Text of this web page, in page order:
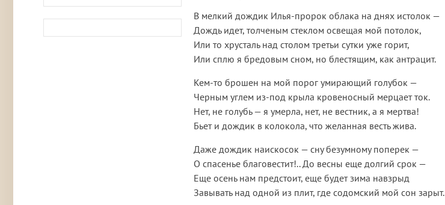
В мелкий дождик Илья-пророк облака на днях истолок —
Дождь идет, толченым стеклом освещая мой потолок,
Или то хрусталь над столом третьи сутки уже горит,
Или сплю я бредовым сном, но блестящим, как антрацит.
Кем-то брошен на мой порог умирающий голубок —
Черным углем из-под крыла кровеносный мерцает ток.
Нет, не голубь — я умерла, нет, не вестник, а я мертва!
Бьет и дождик в колокола, что желанная весть жива.
Даже дождик наискосок — сну безумному поперек —
О спасенье благовестит!.. До весны еще долгий срок —
Еще осень нам предстоит, еще будет зима навзрыд
Завывать над одной из плит, где содомский мой сон зарыт.